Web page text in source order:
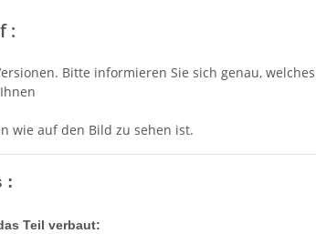
:
Bitte informieren Sie sich genau,
wie auf den Bild zu sehen ist.
:
Teil verbaut: